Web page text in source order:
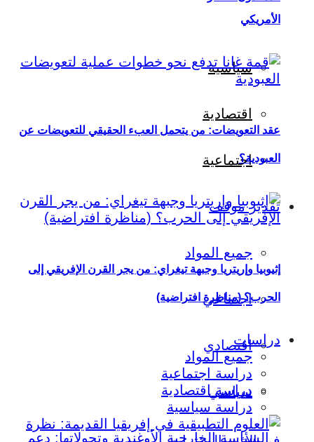
سياسية
اقتصادية
اجتماعية
تقدير موقف
جميع المواد
اجتماعي
اقتصادي
سياسي
الأمريكي
عقد التعويضات: من يتحمل العبء الحقيقي للتعويضات عن
العبودية؟
إثيوبيا وإريتريا وجبهة تيغراي: من يجر القرن الإفريقي إلى
الحرب؟ (مناظرة افتراضية)
دراسات
جميع المواد
دراسة اجتماعية
دراسة اقتصادية
دراسة سياسية